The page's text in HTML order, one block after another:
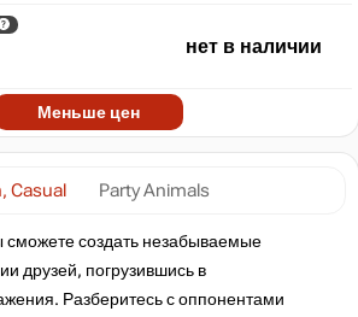
Casual Party Animals
создать незабываемые
друзей, погрузившись в
Разберитесь с оппонентами
нет в наличии
Меньше цен